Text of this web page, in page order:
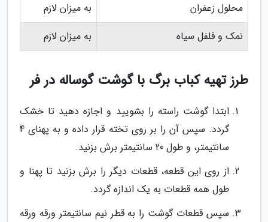
محلول زعفران
به میزان لازم
نمک و فلفل سیاه
به میزان لازم
طرز تهیه کباب برگ با گوشت گوساله در فر
ابتدا گوشت راسته را بشویید و اجازه دهید تا خشک
گردد. سپس آن را بر روی تخته قرار داده و به پهنای 4
سانتیمتر، و طول 20 سانتیمتر برش بزنید.
از روی این قطعه، قطعات دیگر را برش بزنید تا پهنا و
طول همه قطعات به یک اندازه گردد.
سپس قطعات گوشت را به قطر نیم سانتیمتر ورقه ورقه